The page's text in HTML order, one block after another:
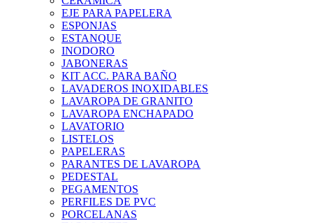
EJE PARA PAPELERA
ESPONJAS
ESTANQUE
INODORO
JABONERAS
KIT ACC. PARA BAÑO
LAVADEROS INOXIDABLES
LAVAROPA DE GRANITO
LAVAROPA ENCHAPADO
LAVATORIO
LISTELOS
PAPELERAS
PARANTES DE LAVAROPA
PEDESTAL
PEGAMENTOS
PERFILES DE PVC
PORCELANAS